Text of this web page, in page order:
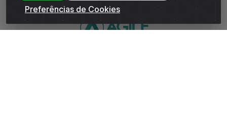
Preferências de Cookies